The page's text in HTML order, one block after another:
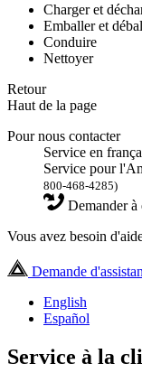
Charger et
Emballer et
Conduire
Nettoyer
Retour
Haut de la page
Pour nous contacter
Service en
Service pour
800-468-4285)
Demander à
Vous avez besoin
Demande
English
Español
Service à la